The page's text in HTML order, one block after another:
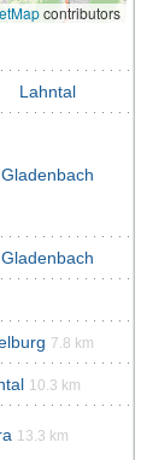
contributors
Lahntal
Gladenbach
Gladenbach
7.8 km
10.3 km
13.3 km